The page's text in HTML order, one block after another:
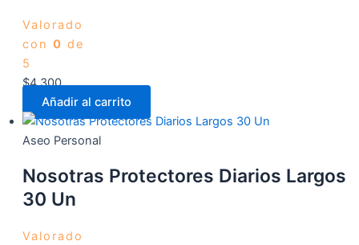
Valorado
con 0 de
5
$4.300
Añadir al carrito
Aseo Personal
Nosotras Protectores Diarios Largos
30 Un
Valorado